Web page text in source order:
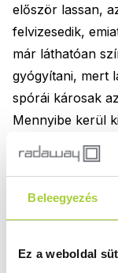
Beleegyezés
Ez a weboldal
először lassan,
felvizesedik,
már láthatóan
gyógyítani, mert
spórái károsak
Mennyibe kerül
leverni, falat
újraszerelni?
hogy keveset is
segítünk